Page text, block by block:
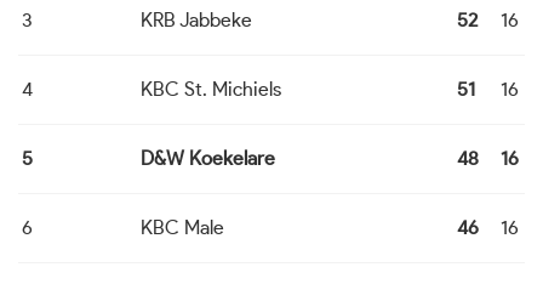
3 KRB Jabbeke 52 16
4 KBC St. Michiels 51 16
5 D&W Koekelare 48 16
6 KBC Male 46 16